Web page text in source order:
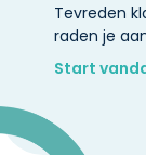
Tevreden
raden je
Start